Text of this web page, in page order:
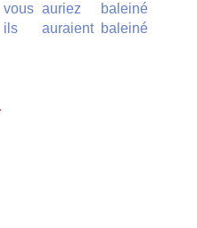
vous auriez
baleiné
ils
auraient baleiné